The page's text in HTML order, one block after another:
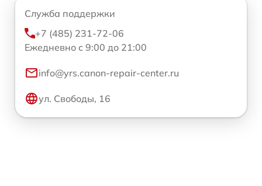
Служба поддержки
+7 (485) 231-72-06
Ежедневно с 9:00 до 21:00
info@yrs.canon-repair-center.ru
ул. Свободы, 16